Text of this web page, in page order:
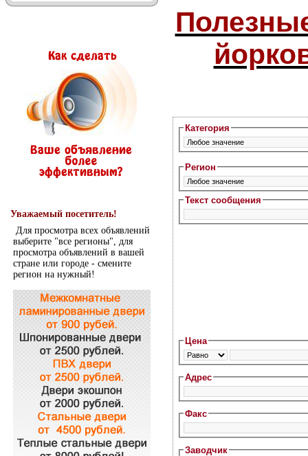
Уважаемый посетитель!
Для просмотра всех объявлений
выберите "все регионы", для
просмотра объявлений в вашей
стране или городе - смените
регион на нужный!
Категория
Регион
Текст сообщения
Цена
Адрес
Факс
Заводчик